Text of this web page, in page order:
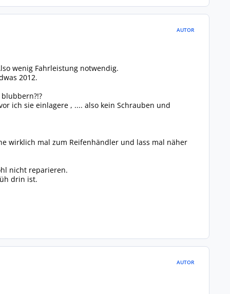
AUTOR
wenig Fahrleistung notwendig.
2012.
ich sie einlagere , .... also kein Schrauben und
wirklich mal zum Reifenhändler und lass mal näher
nicht reparieren.
drin ist.
AUTOR